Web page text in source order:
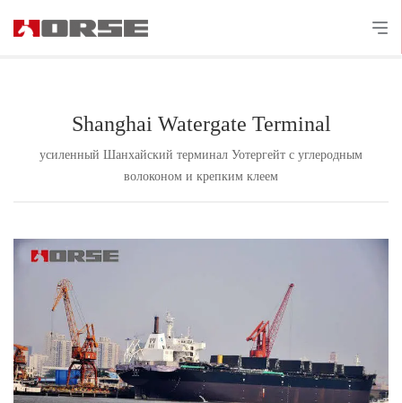
Shanghai Watergate Terminal
усиленный Шанхайский терминал Уотергейт с углеродным
волоконом и крепким клеем